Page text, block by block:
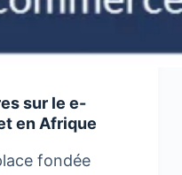
sur le e-
en Afrique
fondée